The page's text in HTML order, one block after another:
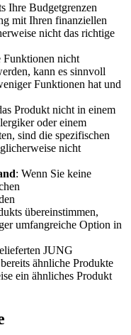
Ihre Budgetgrenzen
mit Ihren finanziellen
nicht das richtige
Funktionen nicht
kann es sinnvoll
Funktionen hat und
Produkt nicht in einem
oder einem
sind die spezifischen
nicht
: Wenn Sie keine
übereinstimmen,
umfangreiche Option in
JUNG
ähnliche Produkte
ein ähnliches Produkt